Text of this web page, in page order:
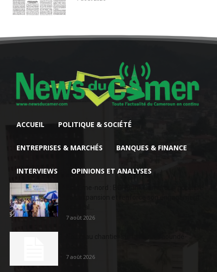
ACCUEIL POLITIQUE & SOCIÉTÉ
ENTREPRISES & MARCHÉS BANQUES & FINANCE
INTERVIEWS OPINIONS ET ANALYSES
7 août 2026
7 août 2026